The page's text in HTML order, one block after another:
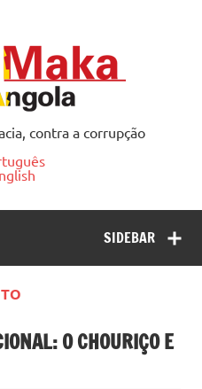
contra a corrupção
SIDEBAR
O CHOURIÇO E